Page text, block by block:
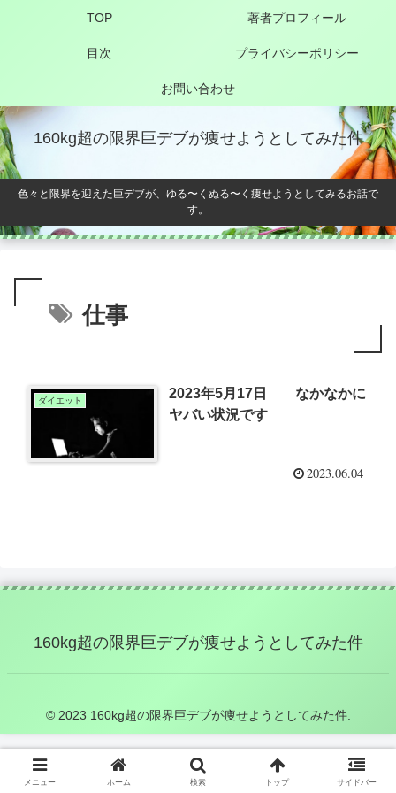
160kg超の限界巨デブが痩せようとしてみた件
色々と限界を迎えた巨デブが、ゆる〜くぬる〜く痩せようとしてみるお話で
す。
TOP 著者プロフィール
目次 プライバシーポリシー
お問い合わせ
仕事
ダイエット
2023年5月17日 なかなかに
ヤバい状況です
2023.06.04
160kg超の限界巨デブが痩せようとしてみた件
© 2023 160kg超の限界巨デブが痩せようとしてみた件.
メニュー ホーム 検索 トップ サイドバー